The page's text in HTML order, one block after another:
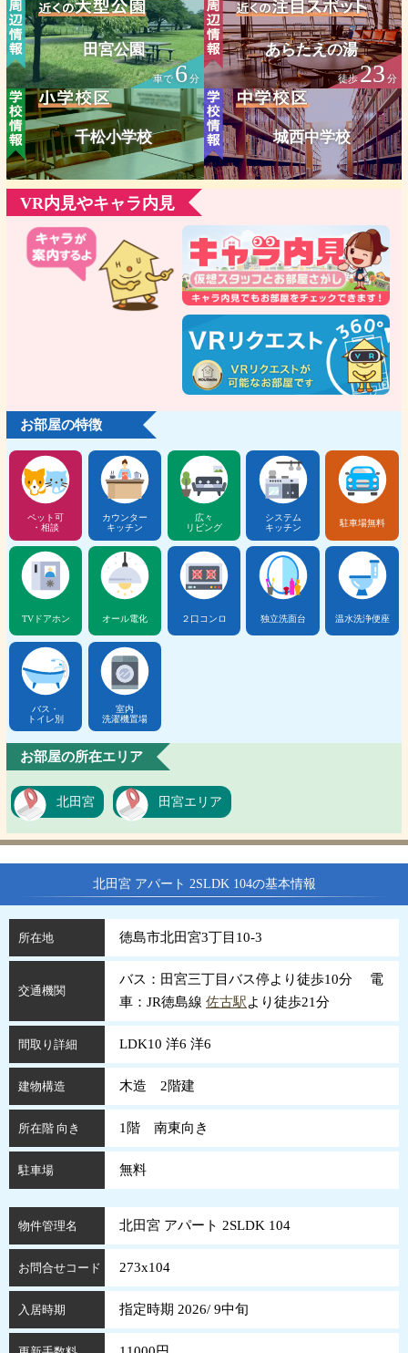
田宮公園
車で6分
あらたえの湯
徒歩23分
千松小学校 城西中学校
VR内見やキャラ内見
お部屋の特徴
ペット可
・相談
カウンター
キッチン
広々
リビング
システム
キッチン
駐車場無料
TVドアホン オール電化 ２口コンロ 独立洗面台 温水洗浄便座
バス・
トイレ別
室内
洗濯機置場
お部屋の所在エリア
北田宮 田宮エリア
北田宮 アパート 2SLDK 104の基本情報
所在地 徳島市北田宮3丁目10-3
交通機関
バス：田宮三丁目バス停より徒歩10分 電
車：JR徳島線 佐古駅より徒歩21分
間取り詳細 LDK10 洋6 洋6
建物構造 木造 2階建
所在階 向き 1階 南東向き
駐車場 無料
物件管理名 北田宮 アパート 2SLDK 104
お問合せコード 273x104
入居時期 指定時期 2026/ 9中旬